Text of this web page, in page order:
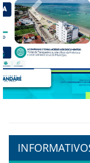
Previous